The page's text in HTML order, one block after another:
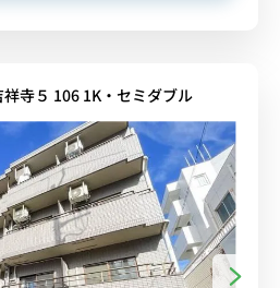
寺５ 106 1K・セミダブル